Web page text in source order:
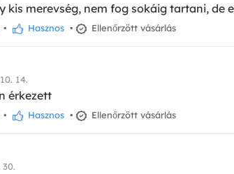
kis merevség, nem fog sokáig tartani, de
• Hasznos • Ellenőrzött vásárlás
14.
érkezett
• Hasznos • Ellenőrzött vásárlás